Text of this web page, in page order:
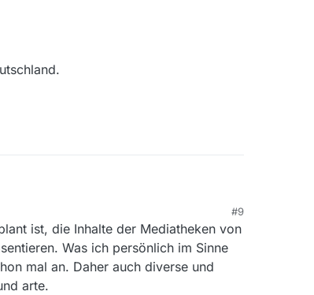
#9
ist, die Inhalte der Mediatheken von
Was ich persönlich im Sinne
mal an. Daher auch diverse und
arte.